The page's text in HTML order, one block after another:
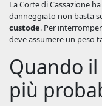
La Corte di Cassazione
danneggiato non basta
custode. Per
deve assumere un peso
Quando
più